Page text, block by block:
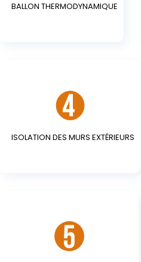
BALLON THERMODYNAMIQUE
ISOLATION DES MURS EXTÉRIEURS